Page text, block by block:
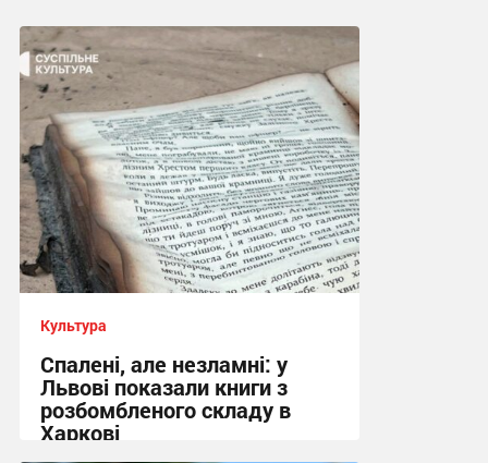
Культура
Спалені, але незламні: у
Львові показали книги з
розбомбленого складу в
Харкові